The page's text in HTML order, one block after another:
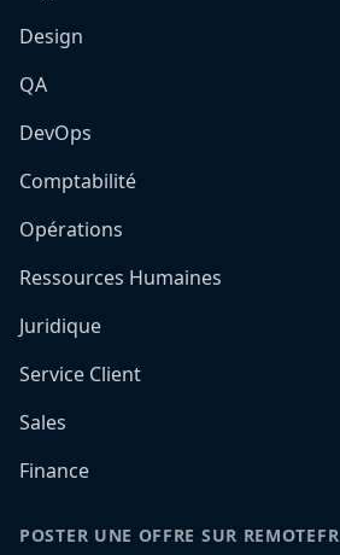
Design
QA
DevOps
Comptabilité
Opérations
Ressources Humaines
Juridique
Service Client
Sales
Finance
POSTER UNE OFFRE SUR REMOTEFR